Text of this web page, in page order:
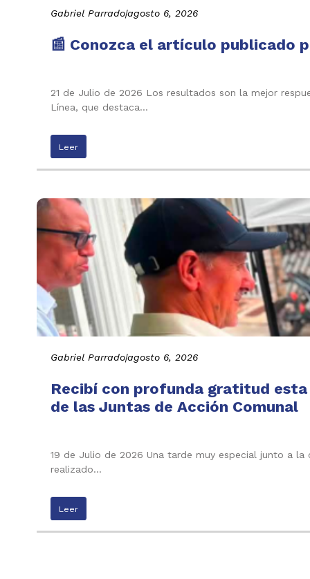
Gabriel Parrado|agosto 6, 2026
📰 Conozca el artículo publicado
21 de Julio de 2026 Los resultados son la mejor
Línea, que destaca…
Leer
Gabriel Parrado|agosto 6, 2026
Recibí con profunda gratitud
de las Juntas de Acción Comunal
19 de Julio de 2026 Una tarde muy especial junto a
realizado…
Leer